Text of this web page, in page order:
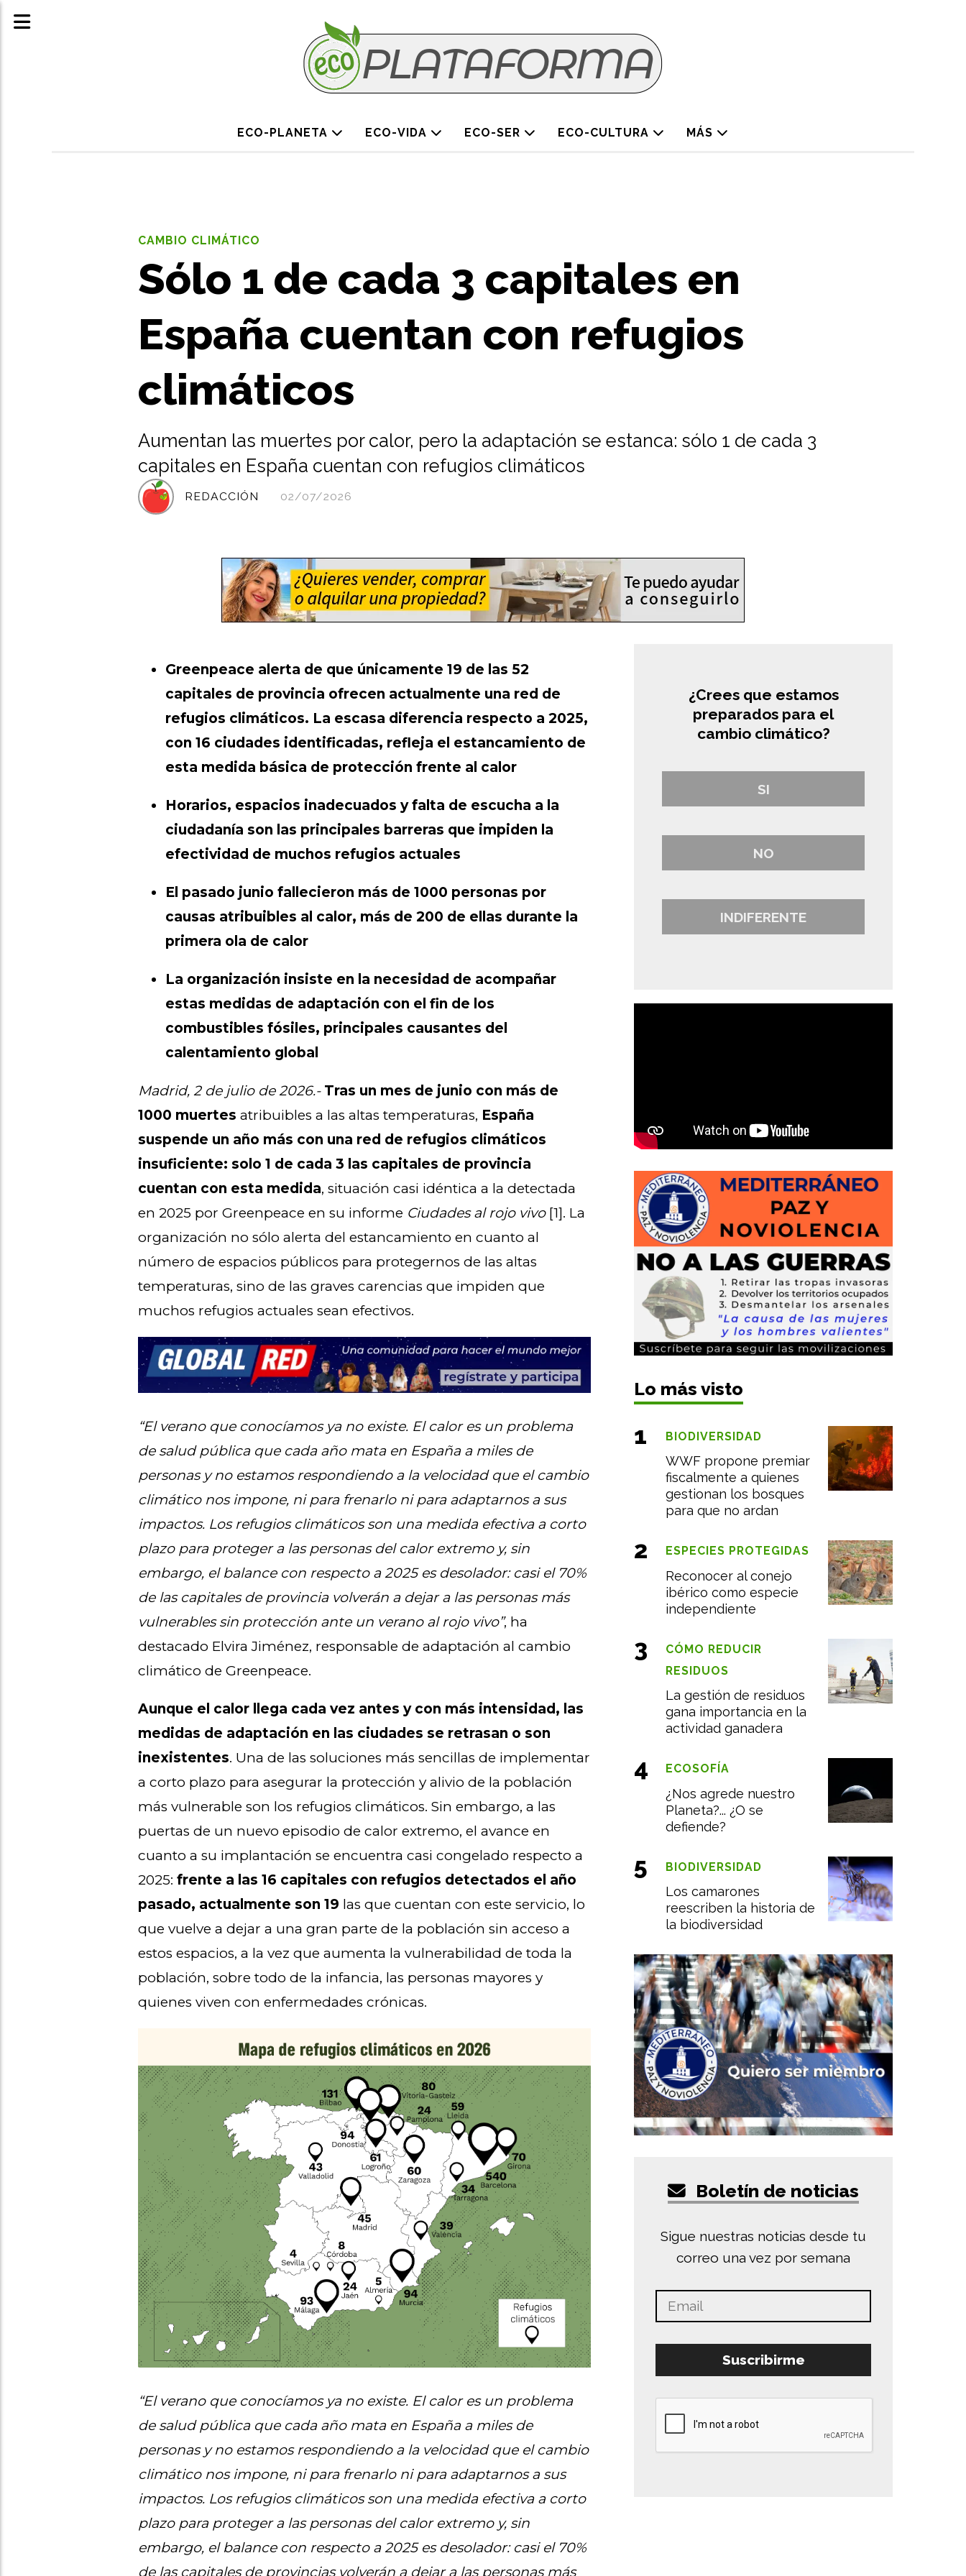
ECO-PLANETA ECO-VIDA ECO-SER ECO-CULTURA MÁS
Sólo 1 de cada 3 capitales en
España cuentan con refugios
climáticos
Aumentan las muertes por calor, pero la adaptación se estanca: sólo 1 de cada 3
capitales en España cuentan con refugios climáticos
CAMBIO CLIMÁTICO
02/07/2026
REDACCIÓN
Greenpeace alerta de que únicamente 19 de las 52
capitales de provincia ofrecen actualmente una red de
refugios climáticos. La escasa diferencia respecto a 2025,
con 16 ciudades identificadas, refleja el estancamiento de
esta medida básica de protección frente al calor
Horarios, espacios inadecuados y falta de escucha a la
ciudadanía son las principales barreras que impiden la
efectividad de muchos refugios actuales
El pasado junio fallecieron más de 1000 personas por
causas atribuibles al calor, más de 200 de ellas durante la
primera ola de calor
La organización insiste en la necesidad de acompañar
estas medidas de adaptación con el fin de los
combustibles fósiles, principales causantes del
calentamiento global
Madrid, 2 de julio de 2026.- Tras un mes de junio con más de
1000 muertes atribuibles a las altas temperaturas, España
suspende un año más con una red de refugios climáticos
insuficiente: solo 1 de cada 3 las capitales de provincia
cuentan con esta medida, situación casi idéntica a la detectada
en 2025 por Greenpeace en su informe Ciudades al rojo vivo[1]. La
organización no sólo alerta del estancamiento en cuanto al
número de espacios públicos para protegernos de las altas
temperaturas, sino de las graves carencias que impiden que
muchos refugios actuales sean efectivos.
“El verano que conocíamos ya no existe. El calor es un problema
de salud pública que cada año mata en España a miles de
personas y no estamos respondiendo a la velocidad que el cambio
climático nos impone, ni para frenarlo ni para adaptarnos a sus
impactos. Los refugios climáticos son una medida efectiva a corto
plazo para proteger a las personas del calor extremo y, sin
embargo, el balance con respecto a 2025 es desolador: casi el 70%
de las capitales de provincia volverán a dejar a las personas más
vulnerables sin protección ante un verano al rojo vivo”, ha
destacado Elvira Jiménez, responsable de adaptación al cambio
climático de Greenpeace.
Aunque el calor llega cada vez antes y con más intensidad, las
medidas de adaptación en las ciudades se retrasan o son
inexistentes. Una de las soluciones más sencillas de implementar
a corto plazo para asegurar la protección y alivio de la población
más vulnerable son los refugios climáticos. Sin embargo, a las
puertas de un nuevo episodio de calor extremo, el avance en
cuanto a su implantación se encuentra casi congelado respecto a
2025: frente a las 16 capitales con refugios detectados el año
pasado, actualmente son 19 las que cuentan con este servicio, lo
que vuelve a dejar a una gran parte de la población sin acceso a
estos espacios, a la vez que aumenta la vulnerabilidad de toda la
población, sobre todo de la infancia, las personas mayores y
quienes viven con enfermedades crónicas.
“El verano que conocíamos ya no existe. El calor es un problema
de salud pública que cada año mata en España a miles de
personas y no estamos respondiendo a la velocidad que el cambio
climático nos impone, ni para frenarlo ni para adaptarnos a sus
impactos. Los refugios climáticos son una medida efectiva a corto
plazo para proteger a las personas del calor extremo y, sin
embargo, el balance con respecto a 2025 es desolador: casi el 70%
de las capitales de provincias volverán a dejar a las personas más
¿Crees que estamos
preparados para el
cambio climático?
SI
NO
INDIFERENTE
Lo más visto
WWF propone premiar
fiscalmente a quienes
gestionan los bosques
para que no ardan
BIODIVERSIDAD
Reconocer al conejo
ibérico como especie
independiente
ESPECIES PROTEGIDAS
La gestión de residuos
gana importancia en la
actividad ganadera
CÓMO REDUCIR
RESIDUOS
¿Nos agrede nuestro
Planeta?... ¿O se
defiende?
ECOSOFÍA
Los camarones
reescriben la historia de
la biodiversidad
BIODIVERSIDAD
Boletín de noticias
Sigue nuestras noticias desde tu
correo una vez por semana
Suscribirme